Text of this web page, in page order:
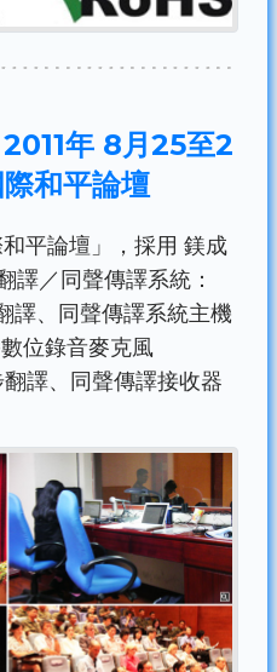
年 8月25至2
和平論壇
平論壇」，採用 鎂成
譯／同聲傳譯系統：
譯、同聲傳譯系統主機
位錄音麥克風
譯、同聲傳譯接收器